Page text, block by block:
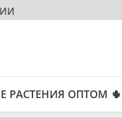
РАСТЕНИЯ ОПТОМ 🌵